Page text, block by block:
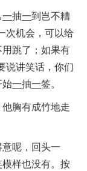
一抽一到岂不糟
次机会，可以给
跳了；如果有
说讲笑话，你们
始一抽一签。
胸有成竹地走
呢，回头一
样也没有。按